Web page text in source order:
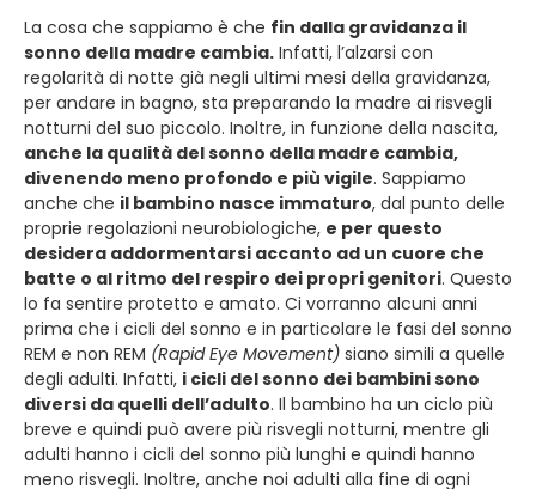
La cosa che sappiamo è che fin dalla gravidanza il
sonno della madre cambia. Infatti, l’alzarsi con
regolarità di notte già negli ultimi mesi della gravidanza,
per andare in bagno, sta preparando la madre ai risvegli
notturni del suo piccolo. Inoltre, in funzione della nascita,
anche la qualità del sonno della madre cambia,
divenendo meno profondo e più vigile. Sappiamo
anche che il bambino nasce immaturo, dal punto delle
proprie regolazioni neurobiologiche, e per questo
desidera addormentarsi accanto ad un cuore che
batte o al ritmo del respiro dei propri genitori. Questo
lo fa sentire protetto e amato. Ci vorranno alcuni anni
prima che i cicli del sonno e in particolare le fasi del sonno
REM e non REM (Rapid Eye Movement) siano simili a quelle
degli adulti. Infatti, i cicli del sonno dei bambini sono
diversi da quelli dell’adulto. Il bambino ha un ciclo più
breve e quindi può avere più risvegli notturni, mentre gli
adulti hanno i cicli del sonno più lunghi e quindi hanno
meno risvegli. Inoltre, anche noi adulti alla fine di ogni